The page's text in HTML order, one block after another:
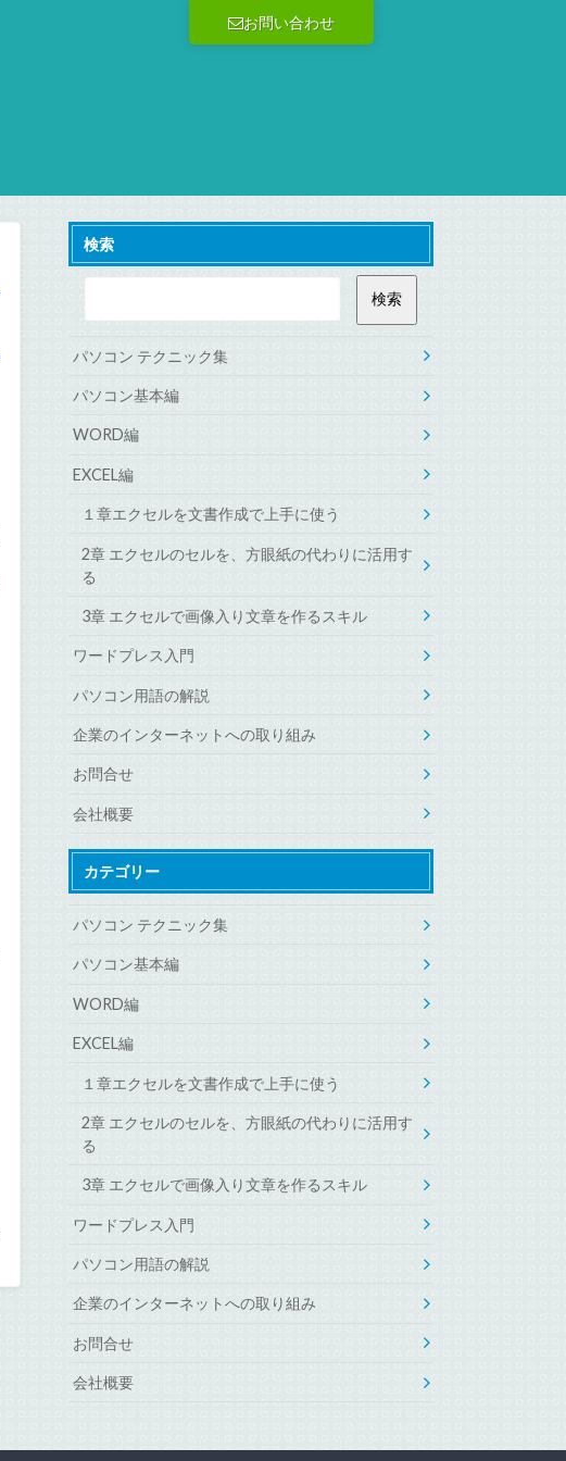
お問い合わせ
検索
パソコン テクニック集
パソコン基本編
WORD編
EXCEL編
１章エクセルを文書作成で上手に使う
2章 エクセルのセルを、方眼紙の代わりに活用す
る
3章 エクセルで画像入り文章を作るスキル
ワードプレス入門
パソコン用語の解説
企業のインターネットへの取り組み
お問合せ
会社概要
カテゴリー
パソコン テクニック集
パソコン基本編
WORD編
EXCEL編
１章エクセルを文書作成で上手に使う
2章 エクセルのセルを、方眼紙の代わりに活用す
る
3章 エクセルで画像入り文章を作るスキル
ワードプレス入門
パソコン用語の解説
企業のインターネットへの取り組み
お問合せ
会社概要